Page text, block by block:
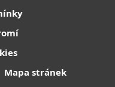
Mapa stránek